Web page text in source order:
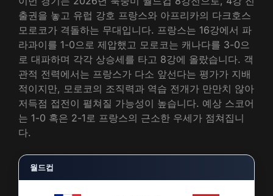
출권을 놓고 유럽 강호 프랑스와 아프리카의 다크호스
모로코가 격돌하는 무대입니다. 프랑스는 16강에서 파
라과이를 1-0으로 제압했고 모로코는 캐나다를 3-0으
로 대파하며 각각 상승세를 타고 8강에 올랐습니다. 객
관적 전력에서는 프랑스가 다소 앞선다는 평가가 지배
적이지만, 모로코의 조직력과 역습 전개가 만만치 않아
저득점 접전이 펼쳐질 가능성이 높습니다. 예상 스코어
는 1-0 혹은 2-1로 프랑스의 근소한 우세가 점쳐집니
다.
월드컵